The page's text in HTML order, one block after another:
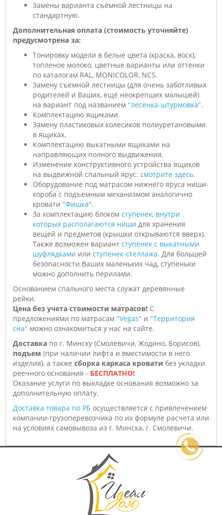
Замены варианта съёмной лестницы на
стандартную.
Дополнительная оплата (стоимость уточняйте)
предусмотрена за:
Тонировку модели в белые цвета (краска, воск),
топленое молоко, цветные варианты или оттенки
по каталогам RAL, MONICOLOR, NCS.
Замену съемной лестницы (для очень заботливых
родителей и Ваших, ещё неокрепших малышей)
на вариант под названием "лесенка-штурмовка".
Комплектацию ящиками.
Замену пластиковых колесиков полиуретановыми
в ящиках.
Комплектацию выкатными ящиками на
направляющих полного выдвижения.
Изменение конструктивного устройства ящиков
на выдвижной спальный ярус: смотрите здесь.
Оборудование под матрасом нижнего яруса ниши-
короба с подъемным механизмом аналогично
кровати "Фишка".
За комплектацию блоком ступенек, внутри
которых располагаются ниши для хранения
вещей и предметов (крышки открываются вверх).
Также возможен вариант ступенек с выкатными
шуфлядками или ступенек-стеллажа. Для большей
безопасности Ваших маленьких чад, ступеньки
можно дополнить перилами.
Основанием спального места служат деревянные
рейки.
Цена без учета стоимости матрасов! С
предложениями по матрасам "Vegas" и "Территория
сна" можно ознакомиться у нас на сайте.
Доставка по г. Минску (Смолевичи, Жодино, Борисов),
подъем (при наличии лифта и вместимости в него
изделия), а также сборка каркаса кровати без укладки
реечного основания - БЕСПЛАТНО!
Оказание услуги по выкладке основания возможно за
дополнительную оплату.
Доставка товара по РБ осуществляется с привлечением
компании-грузоперевозчика по их формуле расчета или
на условиях самовывоза из г. Минска, г. Смолевичи.